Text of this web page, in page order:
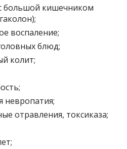
большой кишечником
воспаление;
блюд;
колит;
невропатия;
отравления, токсиказа;